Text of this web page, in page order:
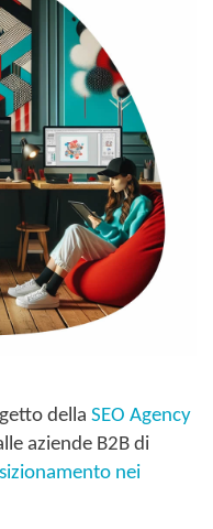
della SEO Agency
aziende B2B di
nei